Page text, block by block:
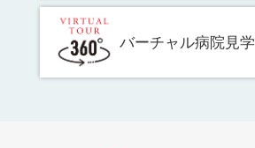
バーチャル病院見学